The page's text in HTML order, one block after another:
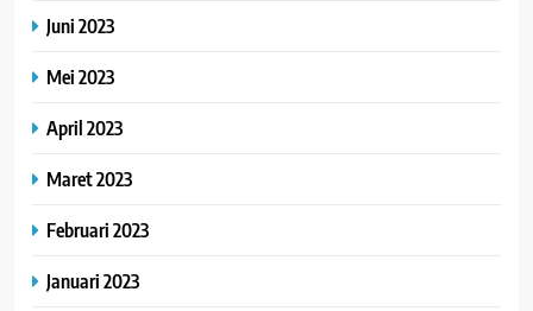
Juni 2023
Mei 2023
April 2023
Maret 2023
Februari 2023
Januari 2023